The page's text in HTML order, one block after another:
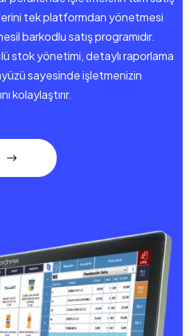
tek platformdan yönetmesi
barkodlu satış programıdır.
stok yönetimi, detaylı raporlama
sayesinde işletmenizin
kolaylaştırır.